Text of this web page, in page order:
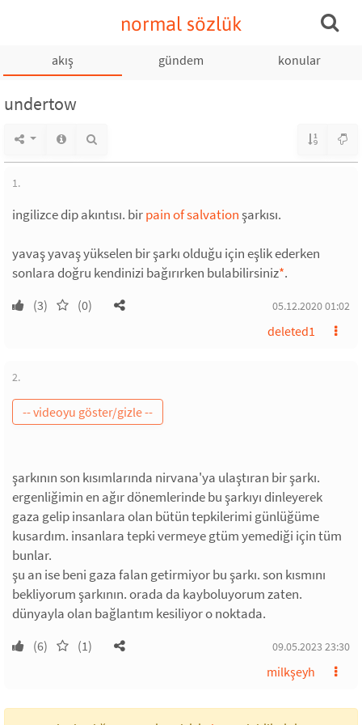
normal sözlük
akış gündem konular
undertow
1.
ingilizce dip akıntısı. birpain of salvationşarkısı.
yavaş yavaş yükselen bir şarkı olduğu için eşlik ederken
sonlara doğru kendinizi bağırırken bulabilirsiniz*.
(3) (0) 05.12.2020 01:02
deleted1
2.
şarkının son kısımlarında nirvana'ya ulaştıran bir şarkı.
ergenliğimin en ağır dönemlerinde bu şarkıyı dinleyerek
gaza gelip insanlara olan bütün tepkilerimi günlüğüme
kusardım. insanlara tepki vermeye gtüm yemediği için tüm
bunlar.
şu an ise beni gaza falan getirmiyor bu şarkı. son kısmını
bekliyorum şarkının. orada da kayboluyorum zaten.
dünyayla olan bağlantım kesiliyor o noktada.
(6) (1) 09.05.2023 23:30
milkşeyh